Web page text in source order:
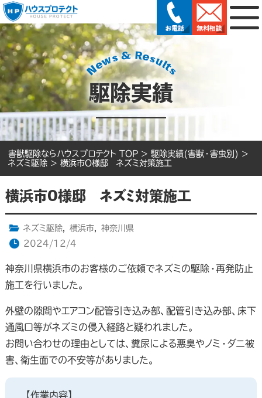
駆除実績
害獣駆除ならハウスプロテクト TOP > 駆除実績(害獣・害虫別) >
ネズミ駆除 > 横浜市O様邸 ネズミ対策施工
横浜市O様邸 ネズミ対策施工
ネズミ駆除, 横浜市,
神奈川県
2024/12/4
神奈川県横浜市のお客様のご依頼でネズミの駆除・再発防止
施工を行いました。
外壁の隙間やエアコン配管引き込み部、配管引き込み部、床下
通風口等がネズミの侵入経路と疑われました。
お問い合わせの理由としては、糞尿による悪臭やノミ・ダニ被
害、衛生面での不安等がありました。
【作業内容】